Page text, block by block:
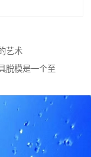
艺术
脱模是一个至